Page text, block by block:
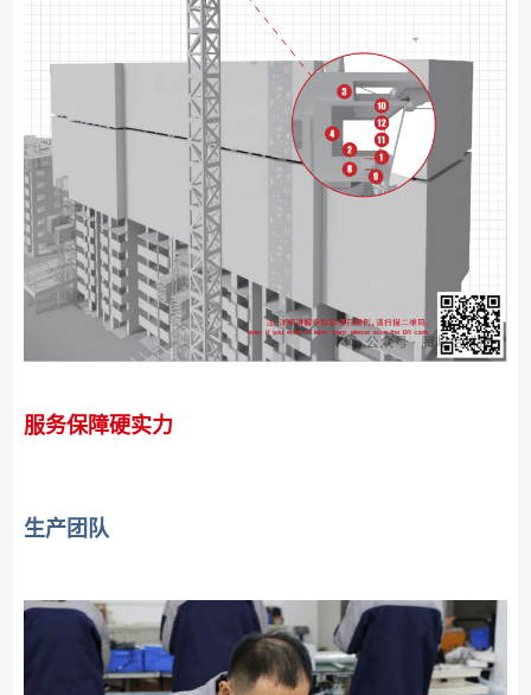
服务保障硬实力
生产团队